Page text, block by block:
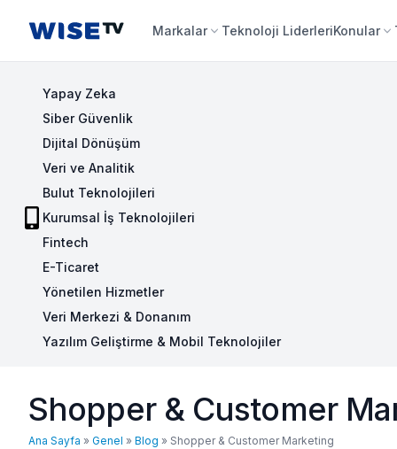
Wise TV Markalar Teknoloji LiderleriKonular
Yapay Zeka
Siber Güvenlik
Dijital Dönüşüm
Veri ve Analitik
Bulut Teknolojileri
Kurumsal İş Teknolojileri
Fintech
E-Ticaret
Yönetilen Hizmetler
Veri Merkezi & Donanım
Yazılım Geliştirme & Mobil Teknolojiler
Shopper & Customer
Ana Sayfa » Genel » Blog » Shopper & Customer Marketing